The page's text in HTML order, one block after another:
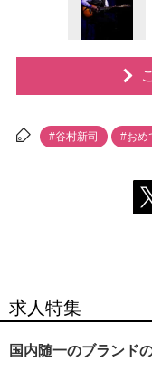
#谷村新司 #おめ
求人特集
国内随一のブランド